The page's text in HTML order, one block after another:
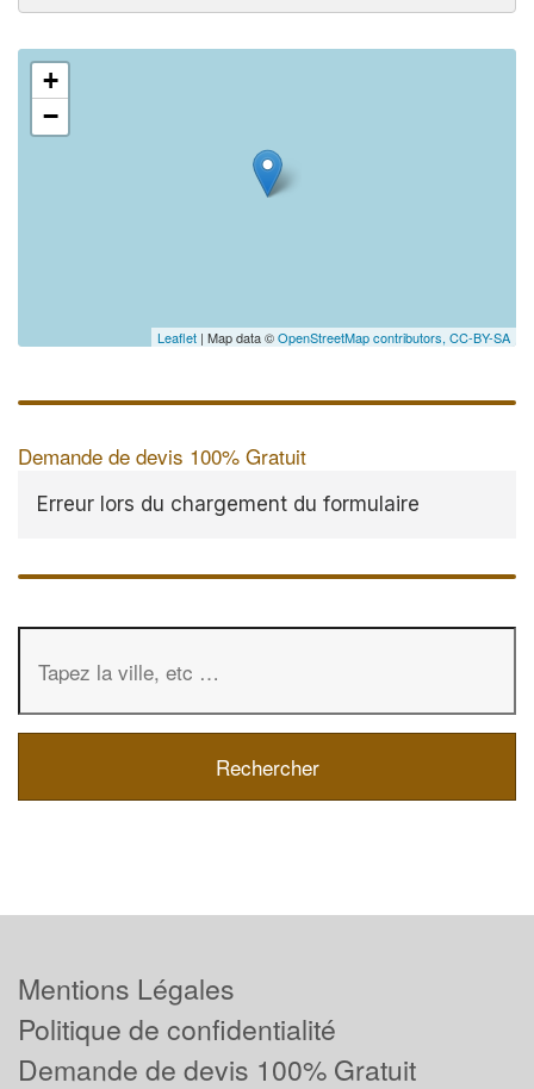
+
−
Leaflet | Map data ©OpenStreetMap contributors, CC-BY-SA
Demande de devis 100% Gratuit
Erreur lors du chargement du formulaire
Mentions Légales
Politique de confidentialité
Demande de devis 100% Gratuit